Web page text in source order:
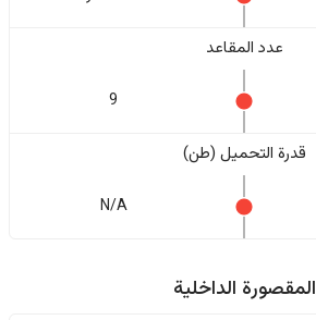
عدد المقاعد
9
قدرة التحميل (طن)
N/A
المقصورة الداخلية